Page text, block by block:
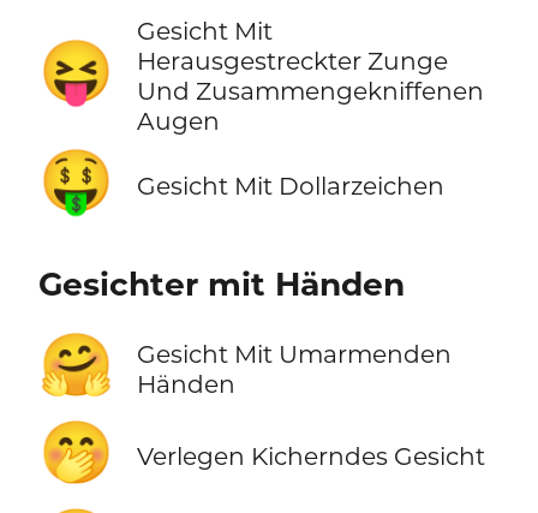
😝
Gesicht Mit
Herausgestreckter Zunge
Und Zusammengekniffenen
Augen
🤑 Gesicht Mit Dollarzeichen
Gesichter mit Händen
🤗
Gesicht Mit Umarmenden
Händen
🤭 Verlegen Kicherndes Gesicht